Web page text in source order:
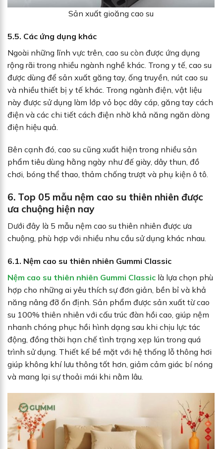
Sản xuất gioăng cao su
5.5. Các ứng dụng khác
Ngoài những lĩnh vực trên, cao su còn được ứng dụng
rộng rãi trong nhiều ngành nghề khác. Trong y tế, cao su
được dùng để sản xuất găng tay, ống truyền, nút cao su
và nhiều thiết bị y tế khác. Trong ngành điện, vật liệu
này được sử dụng làm lớp vỏ bọc dây cáp, găng tay cách
điện và các chi tiết cách điện nhờ khả năng ngăn dòng
điện hiệu quả.
Bên cạnh đó, cao su cũng xuất hiện trong nhiều sản
phẩm tiêu dùng hằng ngày như đế giày, dây thun, đồ
chơi, bóng thể thao, thảm chống trượt và phụ kiện ô tô.
6. Top 05 mẫu nệm cao su thiên nhiên được
ưa chuộng hiện nay
Dưới đây là 5 mẫu nệm cao su thiên nhiên được ưa
chuộng, phù hợp với nhiều nhu cầu sử dụng khác nhau.
6.1. Nệm cao su thiên nhiên Gummi Classic
Nệm cao su thiên nhiên Gummi Classic là lựa chọn phù
hợp cho những ai yêu thích sự đơn giản, bền bỉ và khả
năng nâng đỡ ổn định. Sản phẩm được sản xuất từ cao
su 100% thiên nhiên với cấu trúc đàn hồi cao, giúp nệm
nhanh chóng phục hồi hình dạng sau khi chịu lực tác
động, đồng thời hạn chế tình trạng xẹp lún trong quá
trình sử dụng. Thiết kế bề mặt với hệ thống lỗ thông hơi
giúp không khí lưu thông tốt hơn, giảm cảm giác bí nóng
và mang lại sự thoải mái khi nằm lâu.